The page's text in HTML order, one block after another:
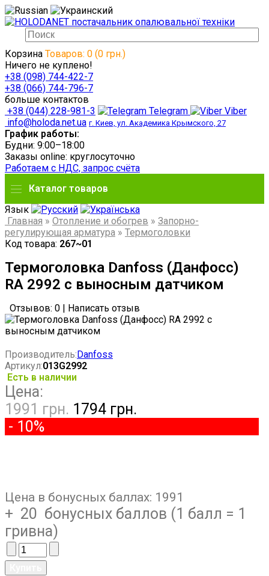
Корзина Товаров: 0 (0 грн.)
Ничего не куплено!
+38 (098) 744-422-7
+38 (066) 744-796-7
больше контактов
+38 (044) 228-981-3
Telegram
Viber
info@holoda.net.ua г. Киев, ул. Академика Крымского, 27
График работы:
Будни: 9:00–18:00
Заказы online: круглосуточно
Работаем с НДС, запрос счёта
Каталог товаров
Язык
Главная » Отопление и обогрев » Запорно-
регулирующая арматура » Термоголовки
Код товара: 267~01
Термоголовка Danfoss (Данфосс)
RA 2992 с выносным датчиком
Отзывов: 0 Написать отзыв
Производитель: Danfoss
Артикул:013G2992
Есть в наличии
Цена:
1991 грн. 1794 грн.
- 10%
Цена в бонусных баллах: 1991
+ 20 бонусных баллов (1 балл = 1
гривна)